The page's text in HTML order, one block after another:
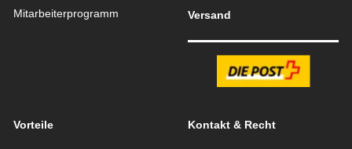
Mitarbeiterprogramm
Versand
Vorteile Kontakt & Recht